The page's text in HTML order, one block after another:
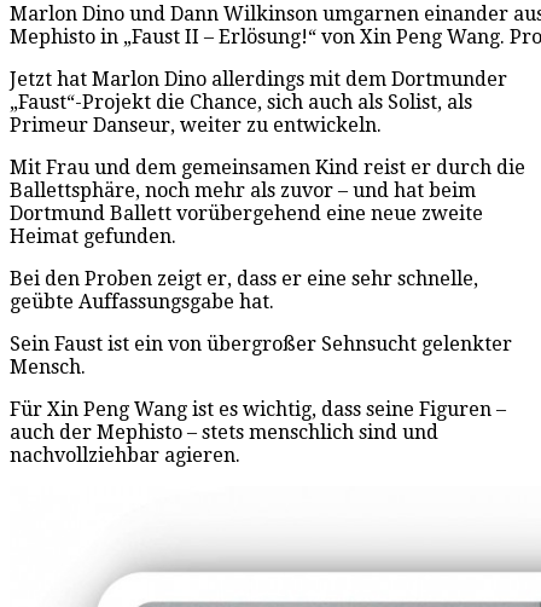
Marlon Dino und Dann Wilkinson umgarnen einander
Mephisto in „Faust II – Erlösung!“ von Xin Peng Wang.
Jetzt hat Marlon Dino allerdings mit dem Dortmunder
„Faust“-Projekt die Chance, sich auch als Solist, als
Primeur Danseur, weiter zu entwickeln.
Mit Frau und dem gemeinsamen Kind reist er durch die
Ballettsphäre, noch mehr als zuvor – und hat beim
Dortmund Ballett vorübergehend eine neue zweite
Heimat gefunden.
Bei den Proben zeigt er, dass er eine sehr schnelle,
geübte Auffassungsgabe hat.
Sein Faust ist ein von übergroßer Sehnsucht gelenkter
Mensch.
Für Xin Peng Wang ist es wichtig, dass seine Figuren –
auch der Mephisto – stets menschlich sind und
nachvollziehbar agieren.